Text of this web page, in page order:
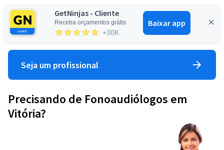
GetNinjas - Cliente
Receba orçamentos grátis
+30K
Baixar app
Entrar
Seja um profissional
Precisando de Fonoaudiólogos em
Vitória?